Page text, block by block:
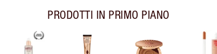
PRODOTTI IN PRIMO PIANO